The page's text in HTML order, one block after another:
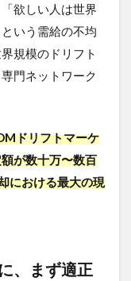
欲しい人は世界
いう需給の不均
規模のドリフト
門ネットワーク
ドリフトマーケ
が数十万〜数百
における最大の現
、まず適正